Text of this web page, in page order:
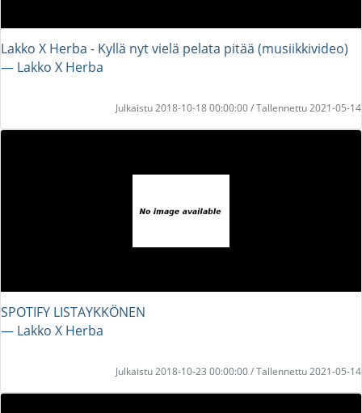
Lakko X Herba - Kyllä nyt vielä pelata pitää (musiikkivideo)
― Lakko X Herba
Julkaistu 2018-10-18 00:00:00 / Tallennettu 2021-05-14
SPOTIFY LISTAYKKÖNEN
― Lakko X Herba
Julkaistu 2018-10-23 00:00:00 / Tallennettu 2021-05-14